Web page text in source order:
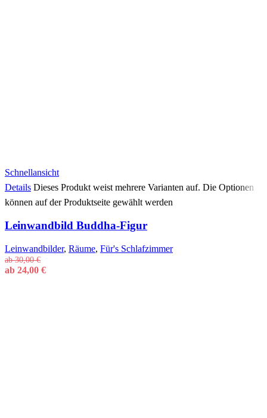
Schnellansicht
Details Dieses Produkt weist mehrere Varianten auf. Die Optionen
können auf der Produktseite gewählt werden
Leinwandbild Buddha-Figur
Leinwandbilder, Räume, Für's Schlafzimmer
ab30,00€
ab 24,00 €